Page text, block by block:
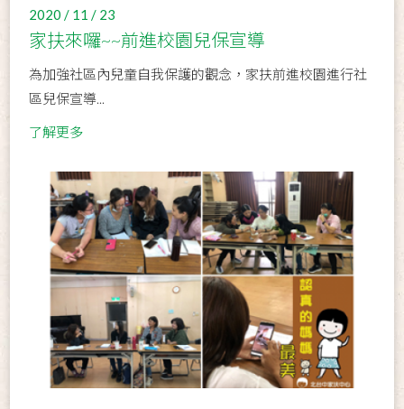
2020 / 11 / 23
家扶來囉~~前進校園兒保宣導
為加強社區內兒童自我保護的觀念，家扶前進校園進行社
區兒保宣導...
了解更多